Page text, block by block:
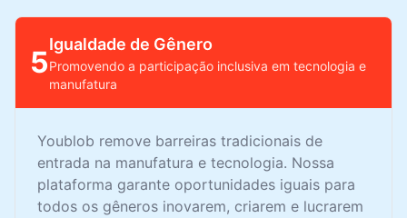
5
Igualdade de Gênero
Promovendo a participação inclusiva em tecnologia e
manufatura
Youblob remove barreiras tradicionais de
entrada na manufatura e tecnologia. Nossa
plataforma garante oportunidades iguais para
todos os gêneros inovarem, criarem e lucrarem